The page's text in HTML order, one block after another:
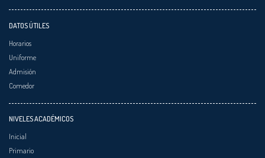
DATOS ÚTILES
Horarios
Uniforme
Admisión
Comedor
NIVELES ACADÉMICOS
Inicial
Primario